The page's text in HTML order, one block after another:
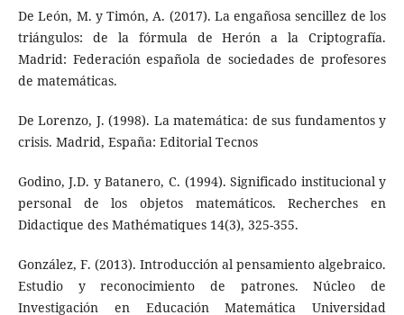
De León, M. y Timón, A. (2017). La engañosa sencillez de los
triángulos: de la fórmula de Herón a la Criptografía.
Madrid: Federación española de sociedades de profesores
de matemáticas.
De Lorenzo, J. (1998). La matemática: de sus fundamentos y
crisis. Madrid, España: Editorial Tecnos
Godino, J.D. y Batanero, C. (1994). Significado institucional y
personal de los objetos matemáticos. Recherches en
Didactique des Mathématiques 14(3), 325-355.
González, F. (2013). Introducción al pensamiento algebraico.
Estudio y reconocimiento de patrones. Núcleo de
Investigación en Educación Matemática Universidad